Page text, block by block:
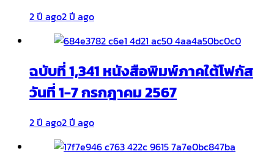
2 ปี ago2 ปี ago
ฉบับที่ 1,341 หนังสือพิมพ์ภาคใต้โฟกัส
วันที่ 1-7 กรกฎาคม 2567
2 ปี ago2 ปี ago